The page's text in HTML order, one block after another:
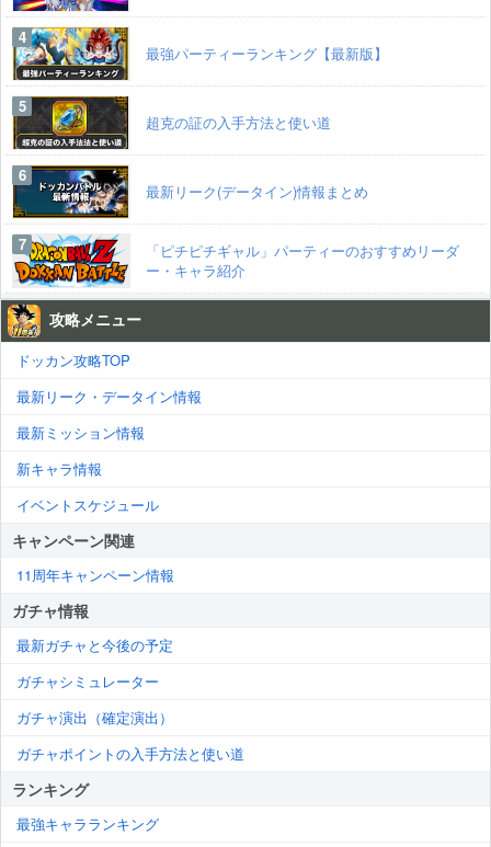
攻略メニュー
ドッカン攻略TOP
最新リーク・データイン情報
最新ミッション情報
新キャラ情報
イベントスケジュール
キャンペーン関連
11周年キャンペーン情報
ガチャ情報
最新ガチャと今後の予定
ガチャシミュレーター
ガチャ演出（確定演出）
ガチャポイントの入手方法と使い道
ランキング
最強キャラランキング
最強パーティーランキング【最新版】
超克の証の入手方法と使い道
最新リーク(データイン)情報まとめ
「ピチピチギャル」パーティーのおすすめリーダ
ー・キャラ紹介